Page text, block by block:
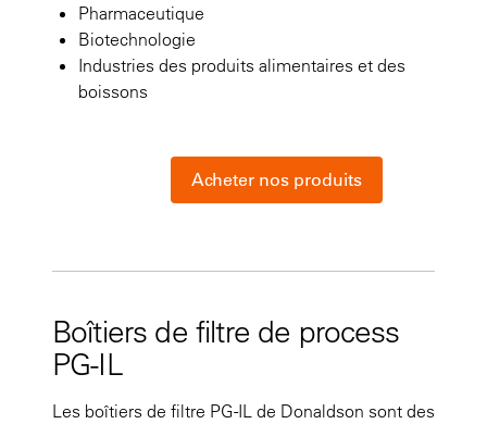
Pharmaceutique
Biotechnologie
Industries des produits alimentaires et des
boissons
Acheter nos produits
Boîtiers de filtre de process
PG-IL
Les boîtiers de filtre PG-IL de Donaldson sont des